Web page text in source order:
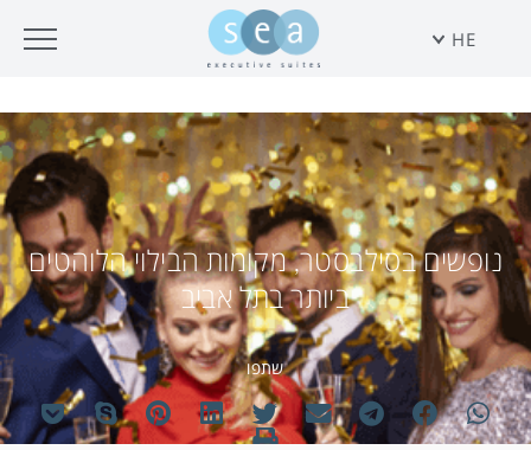
HE
נופשים בסילבסטר, מקומות הבילוי הלוהטים
ביותר בתל אביב
שתפו